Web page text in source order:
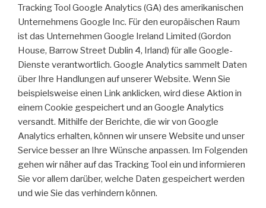
Tracking Tool Google Analytics (GA) des amerikanischen
Unternehmens Google Inc. Für den europäischen Raum
ist das Unternehmen Google Ireland Limited (Gordon
House, Barrow Street Dublin 4, Irland) für alle Google-
Dienste verantwortlich. Google Analytics sammelt Daten
über Ihre Handlungen auf unserer Website. Wenn Sie
beispielsweise einen Link anklicken, wird diese Aktion in
einem Cookie gespeichert und an Google Analytics
versandt. Mithilfe der Berichte, die wir von Google
Analytics erhalten, können wir unsere Website und unser
Service besser an Ihre Wünsche anpassen. Im Folgenden
gehen wir näher auf das Tracking Tool ein und informieren
Sie vor allem darüber, welche Daten gespeichert werden
und wie Sie das verhindern können.